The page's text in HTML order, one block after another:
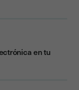
en tu